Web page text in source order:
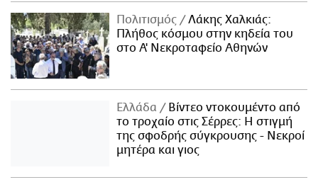
Πολιτισμός
Λάκης Χαλκιάς:
Πλήθος κόσμου στην κηδεία του
στο Α' Νεκροταφείο Αθηνών
Ελλάδα
Βίντεο ντοκουμέντο από
το τροχαίο στις Σέρρες: Η στιγμή
της σφοδρής σύγκρουσης - Νεκροί
μητέρα και γιος